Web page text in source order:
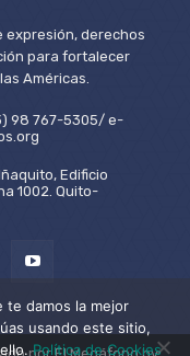
expresión, derechos
para fortalecer
Américas.
98 767-5305/ e-
Edificio
1002. Quito-
te damos la mejor
usando este sitio,
ello.Política de Cookies